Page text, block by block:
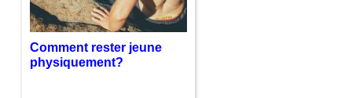
Comment rester jeune
physiquement?